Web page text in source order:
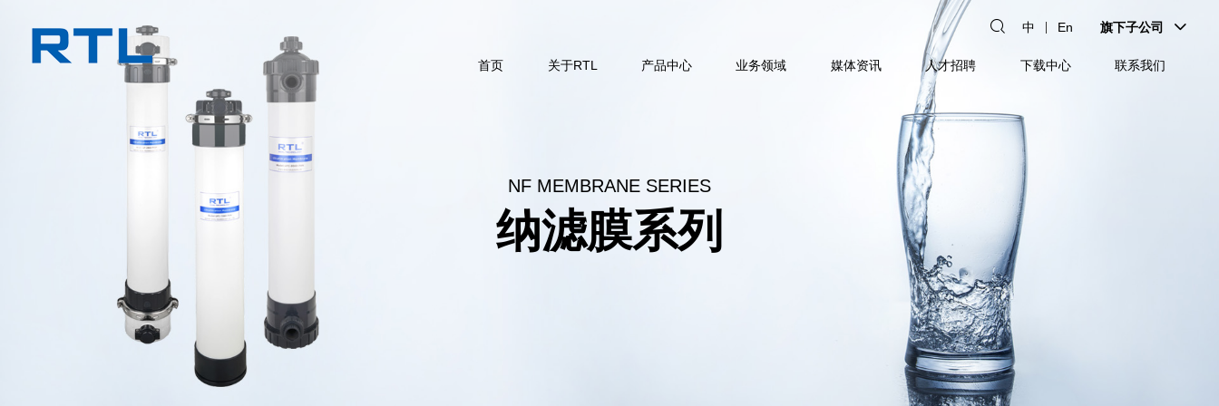
中 En 旗下子公司
首页 关于RTL 产品中心 业务领域 媒体资讯 人才招聘 下载中心 联系我们
NF MEMBRANE SERIES
纳滤膜系列